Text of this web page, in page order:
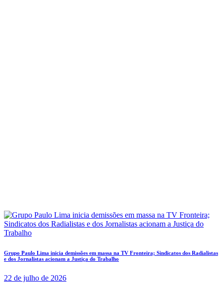
Grupo Paulo Lima inicia demissões em massa na TV Fronteira; Sindicatos dos Radialistas
e dos Jornalistas acionam a Justiça do Trabalho
22 de julho de 2026